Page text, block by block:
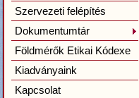
Szervezeti felépítés
Dokumentumtár
Földmérők Etikai Kódexe
Kiadványaink
Kapcsolat